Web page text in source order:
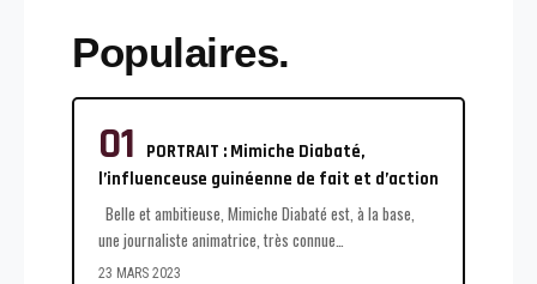
Populaires.
PORTRAIT : Mimiche Diabaté,
l’influenceuse guinéenne de fait et d’action
Belle et ambitieuse, Mimiche Diabaté est, à la base,
une journaliste animatrice, très connue…
23 MARS 2023